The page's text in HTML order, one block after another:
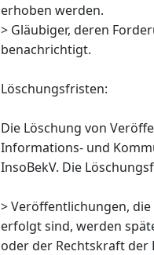
erhoben werden.
> Gläubiger, deren
benachrichtigt.
Löschungsfristen:
Die Löschung von
Informations- und
InsoBekV. Die
> Veröffentlichungen,
erfolgt sind, werden
oder der Rechtskraft der